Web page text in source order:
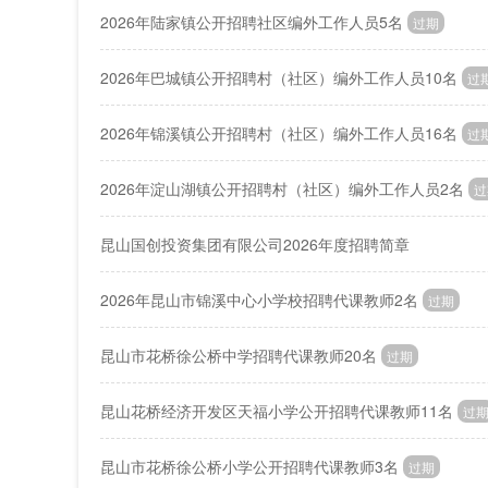
2026年陆家镇公开招聘社区编外工作人员5名 过期
2026年巴城镇公开招聘村（社区）编外工作人员10名 过
2026年锦溪镇公开招聘村（社区）编外工作人员16名 过
2026年淀山湖镇公开招聘村（社区）编外工作人员2名
昆山国创投资集团有限公司2026年度招聘简章
2026年昆山市锦溪中心小学校招聘代课教师2名 过期
昆山市花桥徐公桥中学招聘代课教师20名 过期
昆山花桥经济开发区天福小学公开招聘代课教师11名 过期
昆山市花桥徐公桥小学公开招聘代课教师3名 过期